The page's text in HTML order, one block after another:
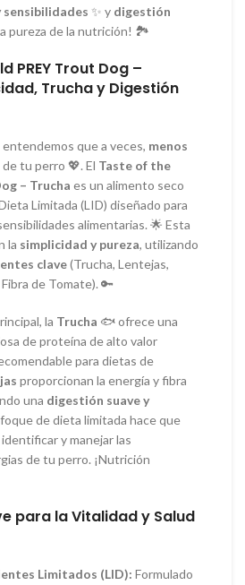
sensibilidades ✨ y digestión
pureza de la nutrición! 🏞️
PREY Trout Dog –
Trucha y Digestión
entendemos que a veces, menos
de tu perro 💖. El Taste of the
– Trucha es un alimento seco
Limitada (LID) diseñado para
alimentarias. 🌟 Esta
la simplicidad y pureza, utilizando
clave(Trucha, Lentejas,
de Tomate). 🔑
la Trucha 🐟 ofrece una
de proteína de alto valor
para dietas de
proporcionan la energía y fibra
una digestión suave y
de dieta limitada hace que
y manejar las
de tu perro. ¡Nutrición
para la Vitalidad y Salud
Limitados (LID): Formulado